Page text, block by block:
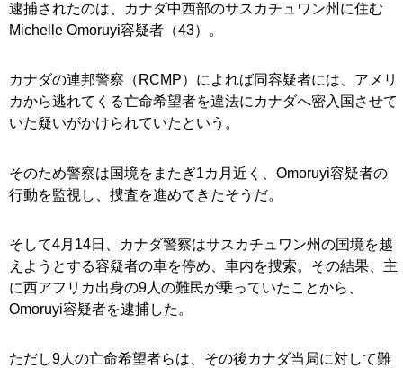
逮捕されたのは、カナダ中西部のサスカチュワン州に住む
Michelle Omoruyi容疑者（43）。
カナダの連邦警察（RCMP）によれば同容疑者には、アメリ
カから逃れてくる亡命希望者を違法にカナダへ密入国させて
いた疑いがかけられていたという。
そのため警察は国境をまたぎ1カ月近く、Omoruyi容疑者の
行動を監視し、捜査を進めてきたそうだ。
そして4月14日、カナダ警察はサスカチュワン州の国境を越
えようとする容疑者の車を停め、車内を捜索。その結果、主
に西アフリカ出身の9人の難民が乗っていたことから、
Omoruyi容疑者を逮捕した。
ただし9人の亡命希望者らは、その後カナダ当局に対して難